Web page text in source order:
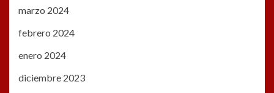
marzo 2024
febrero 2024
enero 2024
diciembre 2023